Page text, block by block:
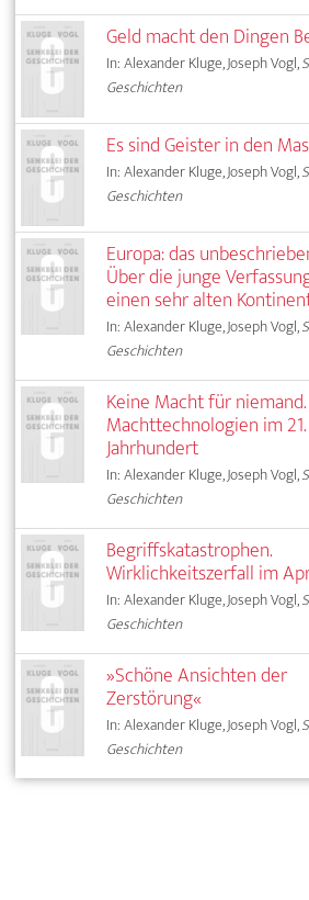
Geld macht den Dingen
In: Alexander Kluge, Joseph Vogl,
Geschichten
Es sind Geister in den
In: Alexander Kluge, Joseph Vogl,
Geschichten
Europa: das
Über die junge
einen sehr alten
In: Alexander Kluge, Joseph Vogl,
Geschichten
Keine Macht für niemand.
Machttechnologien im 21.
Jahrhundert
In: Alexander Kluge, Joseph Vogl,
Geschichten
Begriffskatastrophen.
Wirklichkeitszerfall im
In: Alexander Kluge, Joseph Vogl,
Geschichten
»Schöne Ansichten der
Zerstörung«
In: Alexander Kluge, Joseph Vogl,
Geschichten